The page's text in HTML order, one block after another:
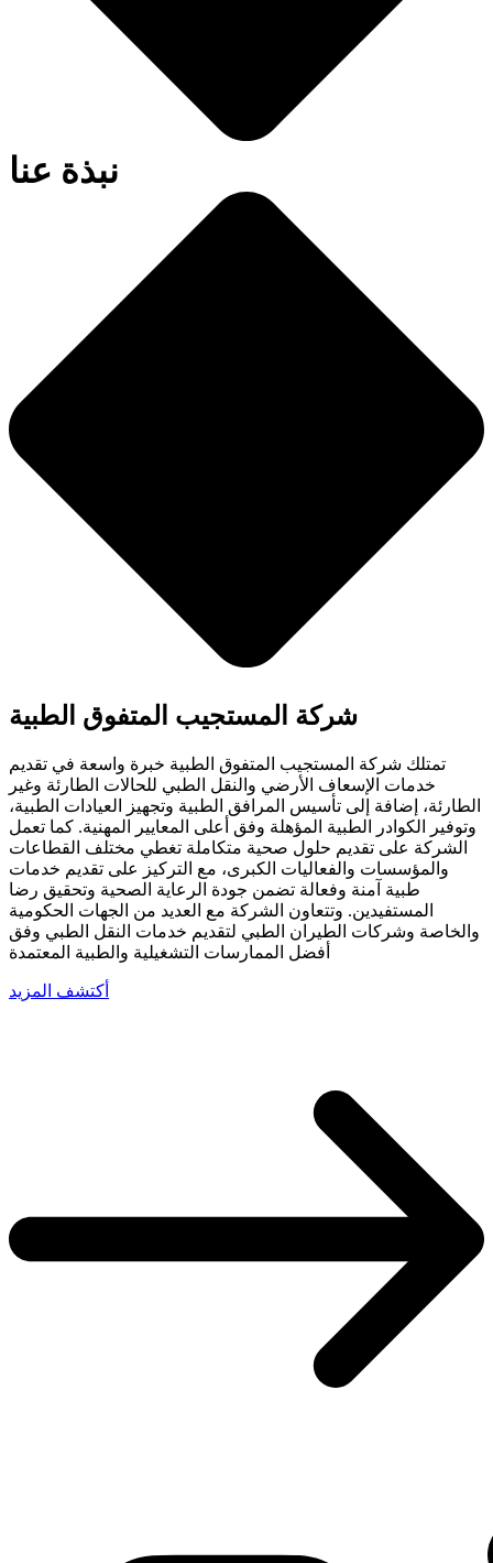
نبذة عنا
شركة المستجيب المتفوق الطبية
تمتلك شركة المستجيب المتفوق الطبية خبرة واسعة في تقديم
خدمات الإسعاف الأرضي والنقل الطبي للحالات الطارئة وغير
الطارئة، إضافة إلى تأسيس المرافق الطبية وتجهيز العيادات الطبية،
وتوفير الكوادر الطبية المؤهلة وفق أعلى المعايير المهنية. كما تعمل
الشركة على تقديم حلول صحية متكاملة تغطي مختلف القطاعات
والمؤسسات والفعاليات الكبرى، مع التركيز على تقديم خدمات
طبية آمنة وفعالة تضمن جودة الرعاية الصحية وتحقيق رضا
المستفيدين. وتتعاون الشركة مع العديد من الجهات الحكومية
والخاصة وشركات الطيران الطبي لتقديم خدمات النقل الطبي وفق
أفضل الممارسات التشغيلية والطبية المعتمدة
أكتشف المزيد